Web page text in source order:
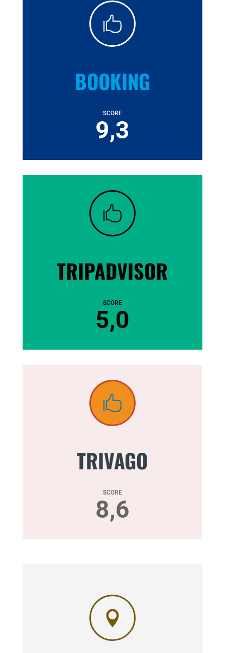

BOOKING
SCORE
9,3

TRIPADVISOR
SCORE
5,0

TRIVAGO
SCORE
8,6
